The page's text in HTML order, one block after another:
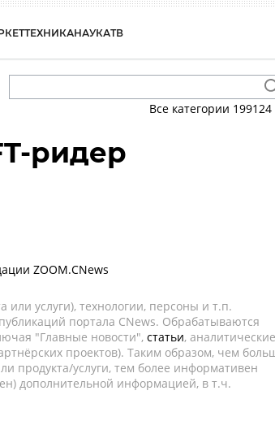
ТЕХНИКАНАУКАТВ
Все категории 199124
ридер
ZOOM.CNews
услуги), технологии, персоны и т.п.
портала CNews. Обрабатываются
"Главные новости", статьи, аналитические
проектов). Таким образом, чем
продукта/услуги, тем более информативен
дополнительной информацией, в т.ч.